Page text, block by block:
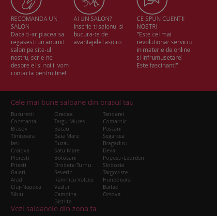
RECOMANDA UN
SALON
Daca ti-ar placea sa
regasesti un anumit
salon pe site-ul
nostru, scrie-ne
despre el si noi il vom
contacta pentru tine!
AI UN SALON?
Inscrie-ti salonul si
bucura-te de
avantajele laso.ro
CE SPUN CLIENTII
NOSTRI
"Este cel mai
revolutionar serviciu
in materie de online
si infrumusetare!
Este fascinant!"
Cele mai bune saloane din orasul tau
Bucuresti
Constanta
Brasov
Timisoara
Iasi
Craiova
Ploiesti
Pitesti
Galati
Arad
Cluj-Napoca
Sibiu
Oradea
Targu Mures
Bacau
Baia Mare
Buzau
Satu Mare
Botosani
Drobeta-Turnu
Severin
Ramnicu Valcea
Vaslui
Campina
Bistrita
Tandarei
Comarnic
Pascani
Segarcea
Bragadiru
Deva
Popesti-Leordeni
Slobozia
Targoviste
Hunedoara
Barlad
Orsova
Vezi saloanele din zona ta